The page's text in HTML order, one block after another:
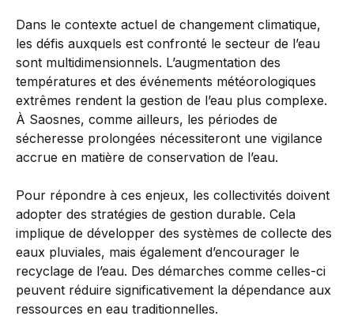
Dans le contexte actuel de changement climatique,
les défis auxquels est confronté le secteur de l’eau
sont multidimensionnels. L’augmentation des
températures et des événements météorologiques
extrêmes rendent la gestion de l’eau plus complexe.
À Saosnes, comme ailleurs, les périodes de
sécheresse prolongées nécessiteront une vigilance
accrue en matière de conservation de l’eau.
Pour répondre à ces enjeux, les collectivités doivent
adopter des stratégies de gestion durable. Cela
implique de développer des systèmes de collecte des
eaux pluviales, mais également d’encourager le
recyclage de l’eau. Des démarches comme celles-ci
peuvent réduire significativement la dépendance aux
ressources en eau traditionnelles.